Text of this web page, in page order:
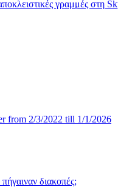
γραμμές στη
διακοπές;